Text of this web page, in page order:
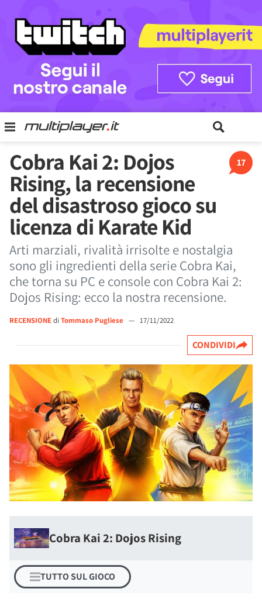
17
Cobra Kai 2: Dojos
Rising, la recensione
del disastroso gioco su
licenza di Karate Kid
Arti marziali, rivalità irrisolte e nostalgia
sono gli ingredienti della serie Cobra Kai,
che torna su PC e console con Cobra Kai 2:
Dojos Rising: ecco la nostra recensione.
RECENSIONEdi Tommaso Pugliese — 17/11/2022
CONDIVIDI
Cobra Kai 2: Dojos Rising
TUTTO SUL GIOCO